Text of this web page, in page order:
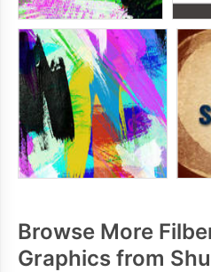
Browse More
Graphics from